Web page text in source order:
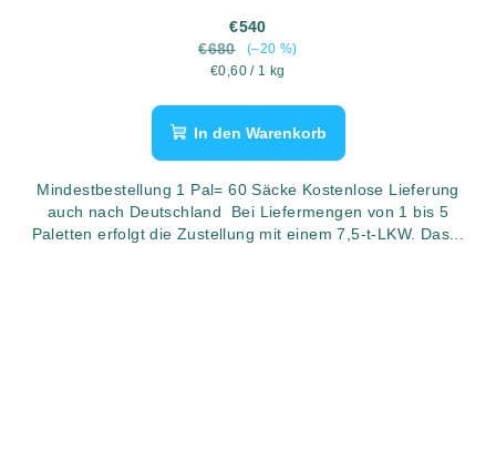
€540
€680
(–20 %)
Verkaufspreis:
€0,60 / 1 kg
In den Warenkorb
Mindestbestellung 1 Pal= 60 Säcke Kostenlose Lieferung
auch nach Deutschland Bei Liefermengen von 1 bis 5
Paletten erfolgt die Zustellung mit einem 7,5-t-LKW. Das...